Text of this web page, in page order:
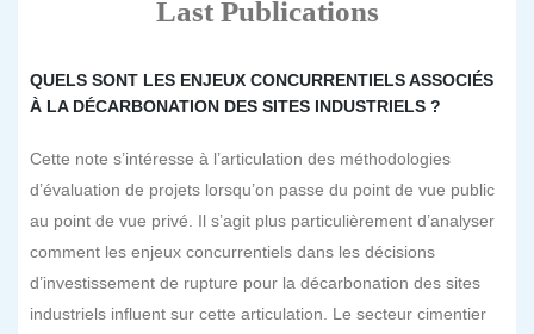
Last Publications
QUELS SONT LES ENJEUX CONCURRENTIELS ASSOCIÉS
À LA DÉCARBONATION DES SITES INDUSTRIELS ?
Cette note s’intéresse à l’articulation des méthodologies
d’évaluation de projets lorsqu’on passe du point de vue public
au point de vue privé. Il s’agit plus particulièrement d’analyser
comment les enjeux concurrentiels dans les décisions
d’investissement de rupture pour la décarbonation des sites
industriels influent sur cette articulation. Le secteur cimentier